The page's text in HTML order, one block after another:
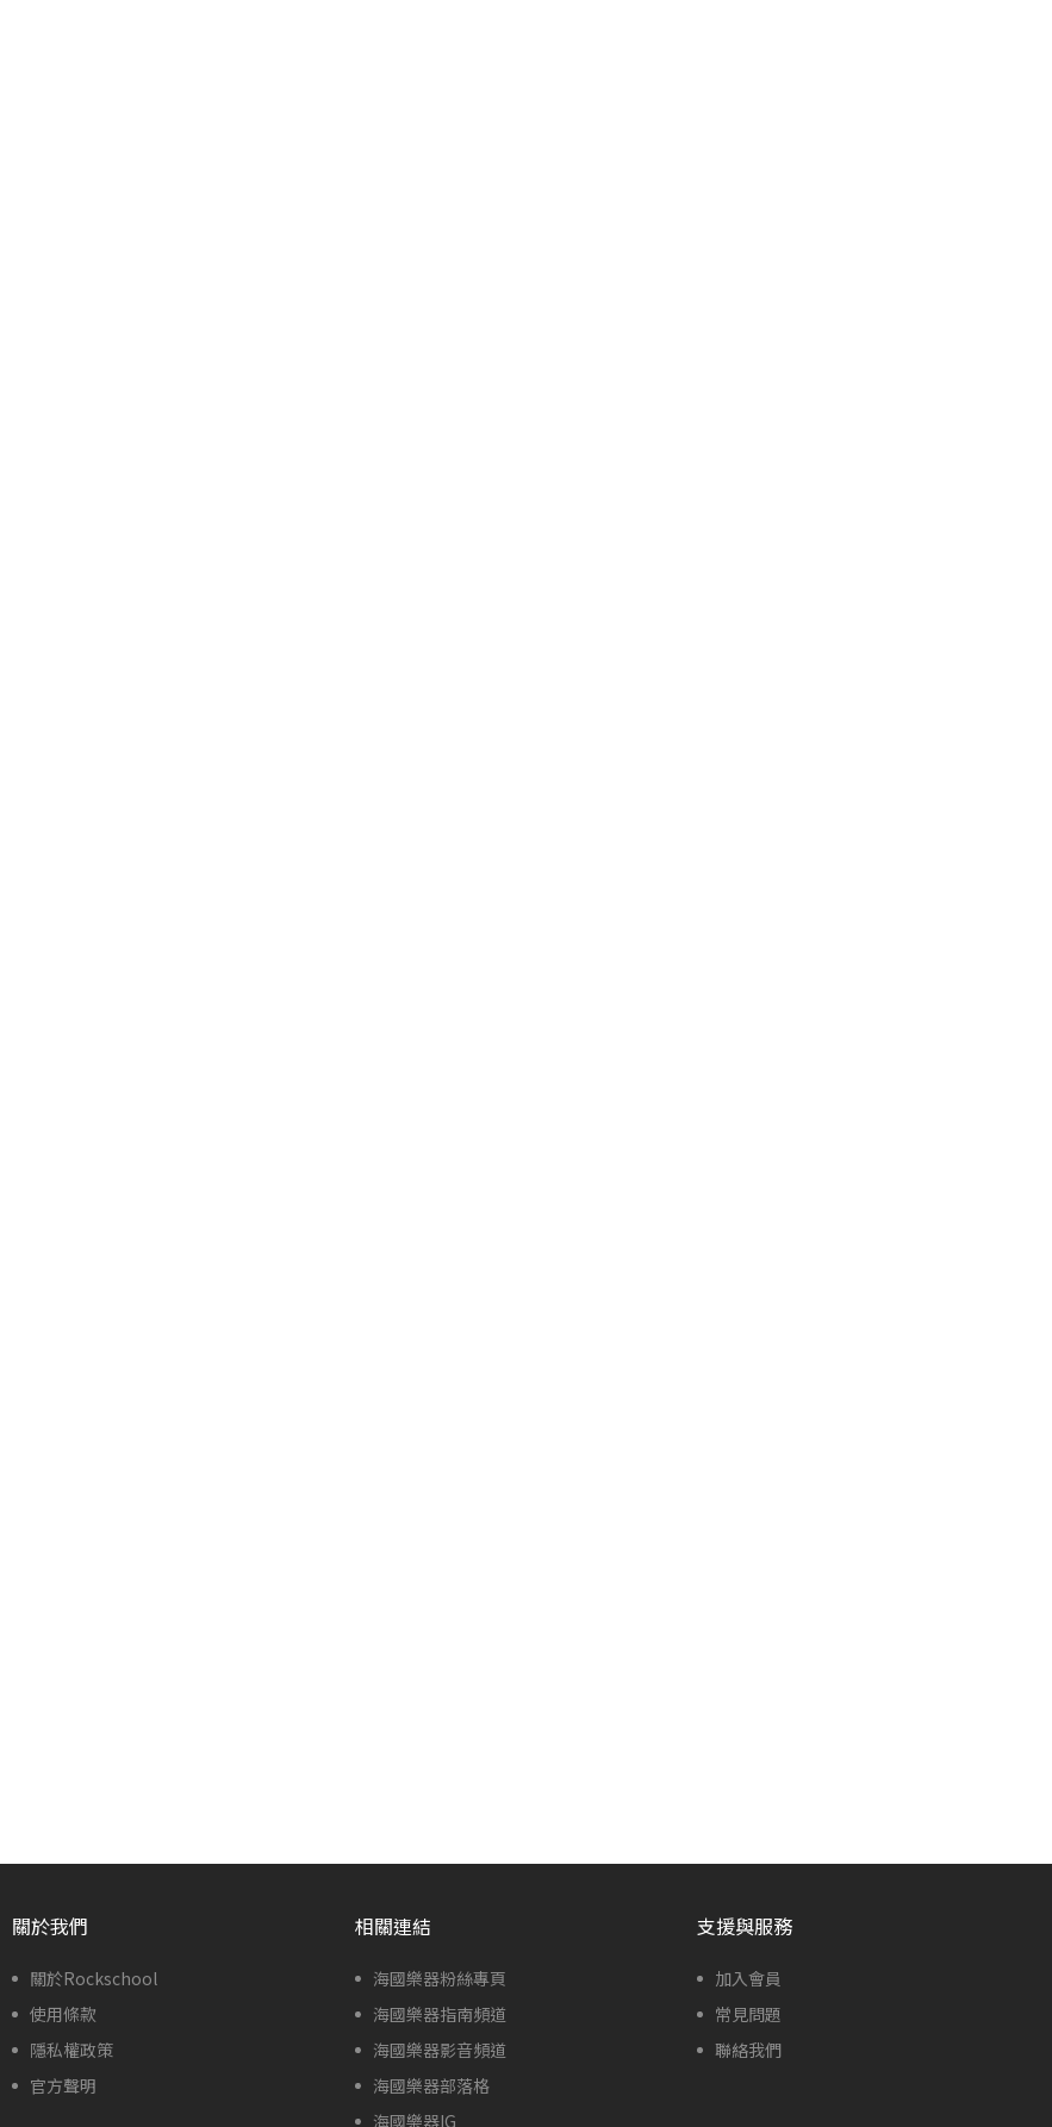
關於我們
關於Rockschool
使用條款
隱私權政策
官方聲明
相關連結
海國樂器粉絲專頁
海國樂器指南頻道
海國樂器影音頻道
海國樂器部落格
海國樂器IG
支援與服務
加入會員
常見問題
聯絡我們